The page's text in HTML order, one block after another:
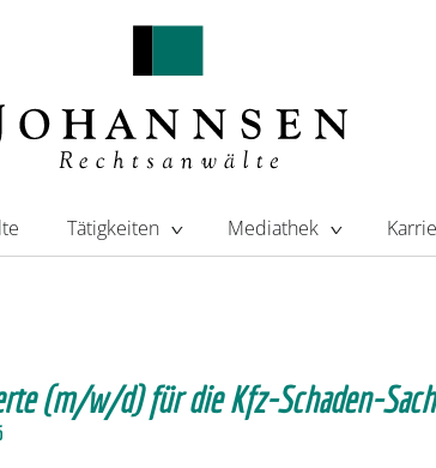
Tätigkeiten Mediathek
(m/w/d) für die Kfz-Schaden-